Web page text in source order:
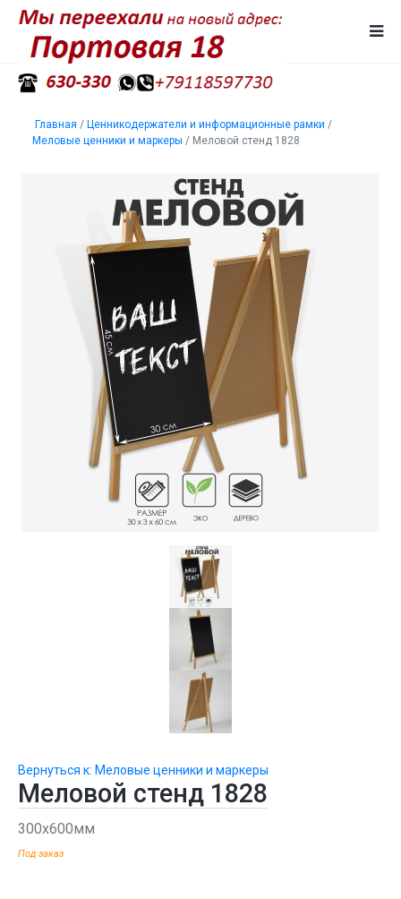
Главная / Ценникодержатели и информационные рамки /
Меловые ценники и маркеры / Меловой стенд 1828
Вернуться к: Меловые ценники и маркеры
Меловой стенд 1828
300х600мм
Под заказ